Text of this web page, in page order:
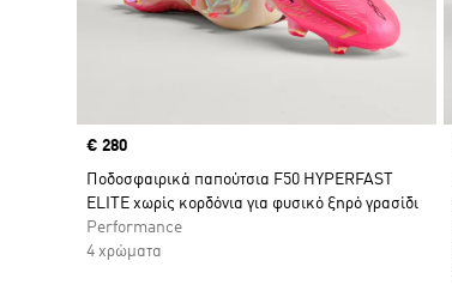
Price
€ 280
Ποδοσφαιρικά παπούτσια F50 HYPERFAST
ELITE χωρίς κορδόνια για φυσικό ξηρό γρασίδι
Performance
4 χρώματα